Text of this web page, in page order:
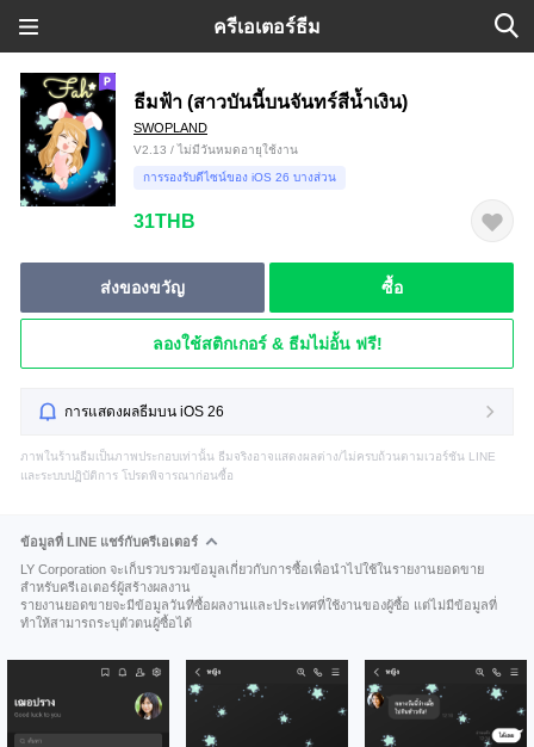
ครีเอเตอร์ธีม
ธีมฟ้า (สาวบันนี้บนจันทร์สีน้ำเงิน)
SWOPLAND
V2.13 / ไม่มีวันหมดอายุใช้งาน
การรองรับดีไซน์ของ iOS 26 บางส่วน
31THB
ส่งของขวัญ ซื้อ
ลองใช้สติกเกอร์ & ธีมไม่อั้น ฟรี!
การแสดงผลธีมบน iOS 26
ภาพในร้านธีมเป็นภาพประกอบเท่านั้น ธีมจริงอาจแสดงผลต่าง/ไม่ครบถ้วนตามเวอร์ชัน LINE
และระบบปฏิบัติการ โปรดพิจารณาก่อนซื้อ
ข้อมูลที่ LINE แชร์กับครีเอเตอร์
LY Corporation จะเก็บรวบรวมข้อมูลเกี่ยวกับการซื้อเพื่อนำไปใช้ในรายงานยอดขาย
สำหรับครีเอเตอร์ผู้สร้างผลงาน
รายงานยอดขายจะมีข้อมูลวันที่ซื้อผลงานและประเทศที่ใช้งานของผู้ซื้อ แต่ไม่มีข้อมูลที่
ทำให้สามารถระบุตัวตนผู้ซื้อได้